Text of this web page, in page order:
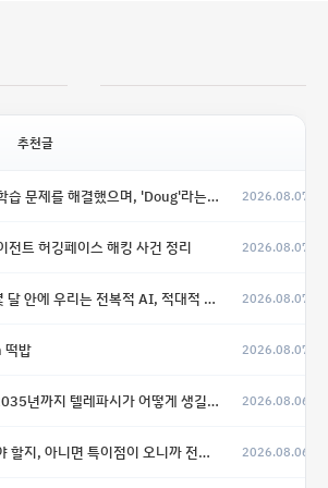
추천글
으며, 'Doug'라는 코드명을 가진 훨씬 더 큰 모델을 활발히 개발 중 2026.08.07
트 허깅페이스 해킹 사건 정리 2026.08.07
우리는 전복적 AI, 적대적 AI 둘 다 보게 될 것" 2026.08.07
밥 2026.08.07
까지 텔레파시가 어떻게 생길 수 있는지 2026.08.06
면 특이점이 오니까 전부 롱을 쳐야 할지 모르겠다.” 2026.08.06